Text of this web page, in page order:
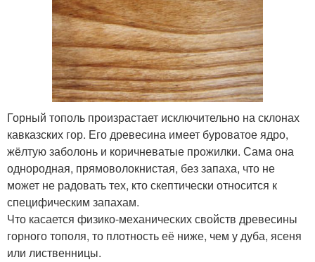
Горный тополь произрастает исключительно на склонах
кавказских гор. Его древесина имеет буроватое ядро,
жёлтую заболонь и коричневатые прожилки. Сама она
однородная, прямоволокнистая, без запаха, что не
может не радовать тех, кто скептически относится к
специфическим запахам.
Что касается физико-механических свойств древесины
горного тополя, то плотность её ниже, чем у дуба, ясеня
или лиственницы.